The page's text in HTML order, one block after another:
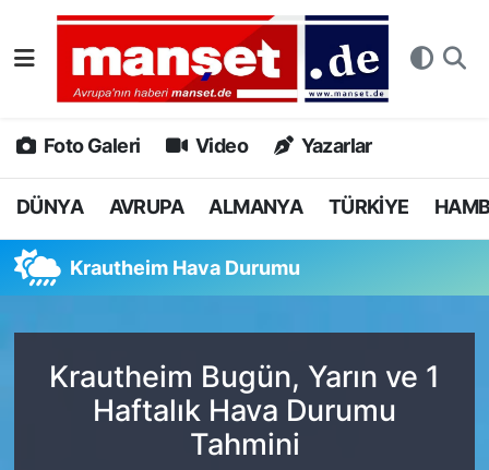
Foto Galeri Video Yazarlar
DÜNYA AVRUPA ALMANYA TÜRKİYE
Krautheim Hava Durumu
Krautheim Bugün, Yarın ve 1
Haftalık Hava Durumu
Tahmini
DÜNYA
AVRUPA
ALMANYA
SPOR
DEUTSCH
Nöbetçi Eczaneler
Hava Durumu
Namaz Vakitleri
Tüm Manşetler
Son Dakika Haberleri